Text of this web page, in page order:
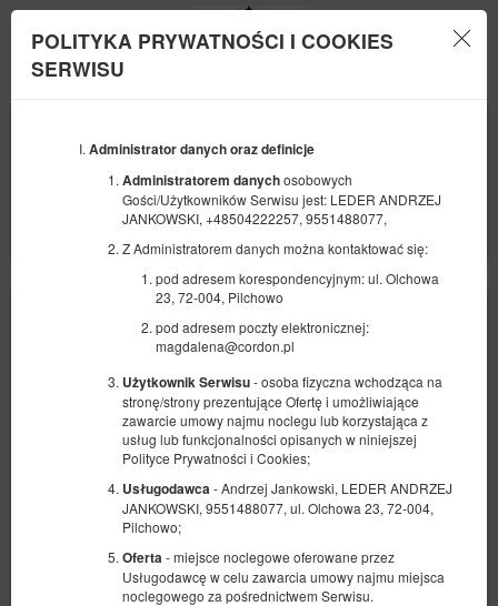
POLITYKA PRYWATNOŚCI I COOKIES
SERWISU
Administrator danych oraz definicje
Administratorem danychosobowych
Gości/Użytkowników Serwisu jest: LEDER ANDRZEJ
JANKOWSKI, +48504222257, 9551488077,
Z Administratorem danych można kontaktować się:
pod adresem korespondencyjnym: ul. Olchowa
23, 72-004, Pilchowo
pod adresem poczty elektronicznej:
magdalena@cordon.pl
Użytkownik Serwisu- osoba fizyczna wchodząca na
stronę/strony prezentujące Ofertę i umożliwiające
zawarcie umowy najmu noclegu lub korzystająca z
usług lub funkcjonalności opisanych w niniejszej
Polityce Prywatności i Cookies;
Usługodawca - Andrzej Jankowski, LEDER ANDRZEJ
JANKOWSKI, 9551488077, ul. Olchowa 23, 72-004,
Pilchowo;
Oferta - miejsce noclegowe oferowane przez
Usługodawcę w celu zawarcia umowy najmu miejsca
noclegowego za pośrednictwem Serwisu.
SIERPNIA
20
SIERPNIA
FILTRY